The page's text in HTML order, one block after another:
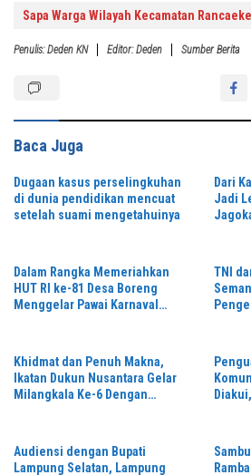
Sapa Warga Wilayah Kecamatan
Penulis: Deden KN Editor: Deden Sumber Berita
Baca Juga
Dugaan kasus perselingkuhan
di dunia pendidikan mencuat
setelah suami mengetahuinya
Dari
Jadi
Dalam Rangka Memeriahkan
HUT RI ke-81 Desa Boreng
Menggelar Pawai Karnaval
TNI
Khidmat dan Penuh Makna,
Ikatan Dukun Nusantara Gelar
Milangkala Ke-6 Dengan
Audiensi dengan Bupati
Lampung Selatan, Lampung